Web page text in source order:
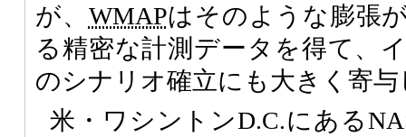
が、 WMAPはそのような膨張
る精密な計測データを得て、
のシナリオ確立にも大きく寄与
米・ワシントンD.C.にある